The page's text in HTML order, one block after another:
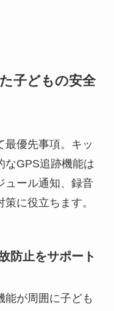
子どもの安全
最優先事項。キッ
なGPS追跡機能は
ュール通知、録音
に役立ちます。
防止をサポート
能が周囲に子ども